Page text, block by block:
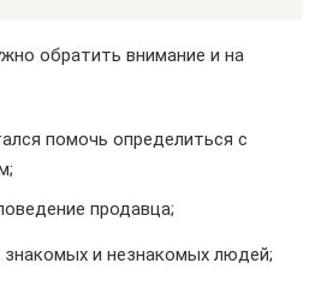
обратить внимание и на
помочь определиться с
продавца;
знакомых и незнакомых людей;